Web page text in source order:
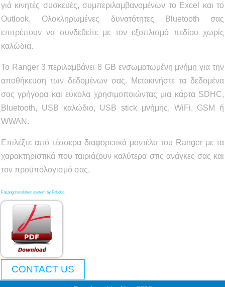
γιά κινητές συσκευές, συμπεριλαμβανομένων το Excel και το
Outlook. Ολοκληρωμένες δυνατότητες Bluetooth σας
επιτρέπουν να συνδεθείτε με τον εξοπλισμό πεδίου χωρίς
καλώδια.
Το Ranger 3 περιλαμβάνει 8 GB ενσωματωμένη μνήμη για την
αποθήκευση των δεδομένων σας. Μετακινήστε τα δεδομένα
σας γρήγορα και εύκολα χρησιμοποιώντας μια κάρτα SDHC,
Bluetooth, USB καλώδιο, USB stick μνήμης, WiFi, GSM ή
WWAN.
Επιλέξτε από τέσσερα διαφορετικά μοντέλα του Ranger με τα
χαρακτηριστικά που ταιριάζουν καλύτερα στις ανάγκες σας και
τον προϋπολογισμό σας.
FaLang translation system by Faboba
CONTACT US